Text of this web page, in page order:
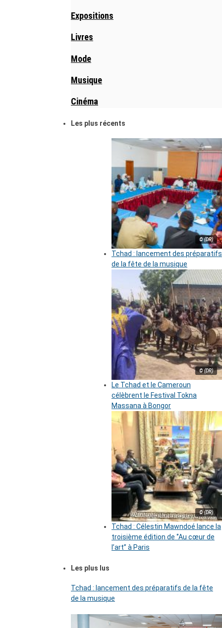
Expositions
Livres
Mode
Musique
Cinéma
Les plus récents
© (DR)
Tchad : lancement des préparatifs
de la fête de la musique
© (DR)
Le Tchad et le Cameroun
célèbrent le Festival Tokna
Massana à Bongor
© (DR)
Tchad : Célestin Mawndoé lance la
troisième édition de ‘’Au cœur de
l’art’’ à Paris
Les plus lus
Tchad : lancement des préparatifs de la fête
de la musique